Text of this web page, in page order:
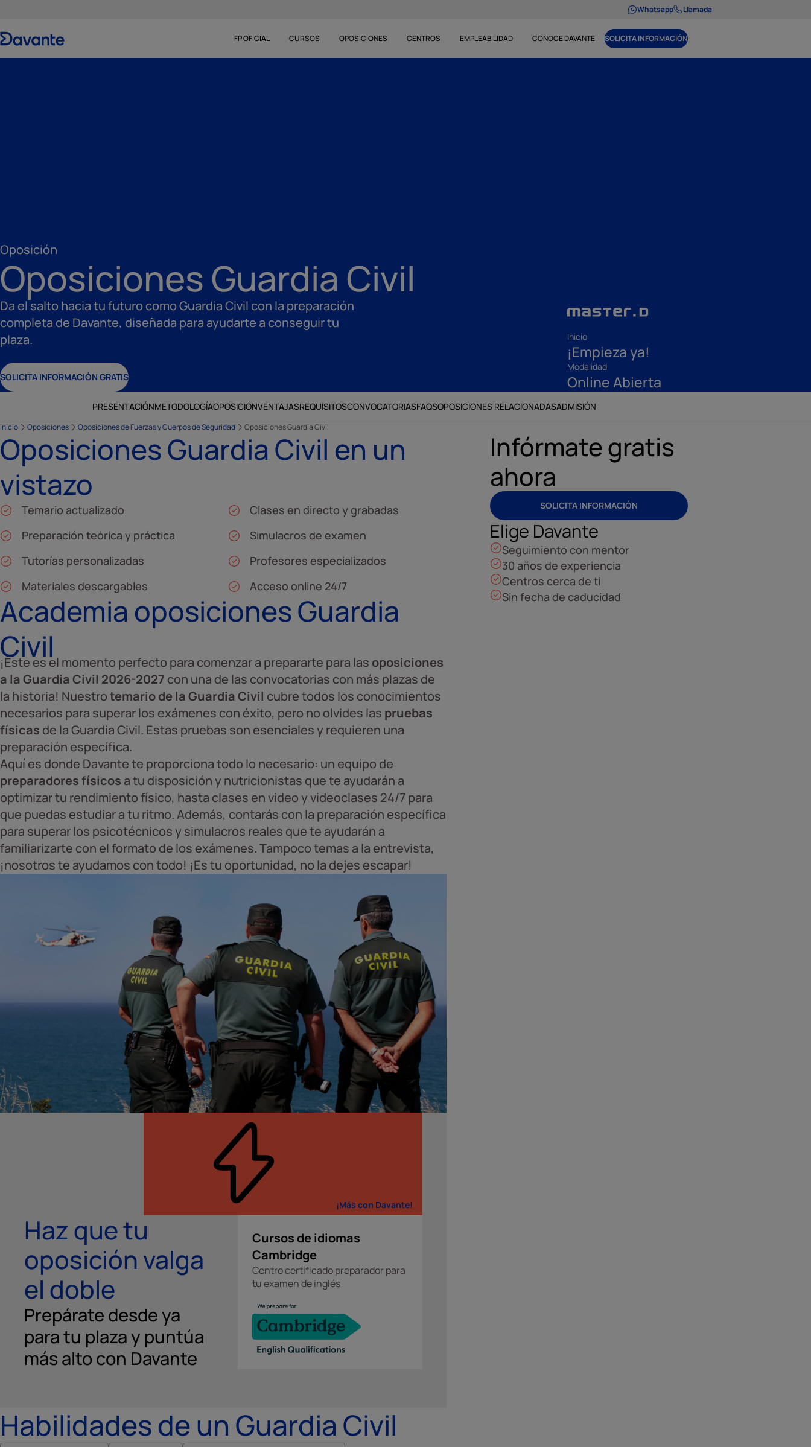
Whatsapp Llamada
FP OFICIAL CURSOS OPOSICIONES CENTROS EMPLEABILIDAD CONOCE DAVANTE SOLICITA INFORMACIÓN
Oposición
Oposiciones Guardia Civil
Da el salto hacia tu futuro como Guardia Civil con la preparación
completa de Davante, diseñada para ayudarte a conseguir tu
plaza.
SOLICITA INFORMACIÓN GRATIS
Inicio
¡Empieza ya!
Modalidad
Online Abierta
PRESENTACIÓNMETODOLOGÍAOPOSICIÓNVENTAJASREQUISITOSCONVOCATORIASFAQSOPOSICIONES RELACIONADASADMISIÓN
Inicio Oposiciones Oposiciones de Fuerzas y Cuerpos de Seguridad Oposiciones Guardia Civil
Oposiciones Guardia Civil en un
vistazo
Temario actualizado
Clases en directo y grabadas
Preparación teórica y práctica
Simulacros de examen
Tutorías personalizadas
Profesores especializados
Materiales descargables
Acceso online 24/7
Academia oposiciones Guardia
Civil
¡Este es el momento perfecto para comenzar a prepararte para las oposiciones
a la Guardia Civil 2026-2027 con una de las convocatorias con más plazas de
la historia! Nuestrotemario de la Guardia Civil cubre todos los conocimientos
necesarios para superar los exámenes con éxito, pero no olvides las pruebas
físicas de la Guardia Civil. Estas pruebas son esenciales y requieren una
preparación específica.
Aquí es donde Davante te proporciona todo lo necesario: un equipo de
preparadores físicos a tu disposición y nutricionistas que te ayudarán a
optimizar tu rendimiento físico, hasta clases en video y videoclases 24/7 para
que puedas estudiar a tu ritmo. Además, contarás con la preparación específica
para superar los psicotécnicos y simulacros reales que te ayudarán a
familiarizarte con el formato de los exámenes. Tampoco temas a la entrevista,
¡nosotros te ayudamos con todo! ¡Es tu oportunidad, no la dejes escapar!
¡Más con Davante!
Haz que tu
oposición valga
el doble
Prepárate desde ya
para tu plaza y puntúa
más alto con Davante
Cursos de idiomas
Cambridge
Centro certificado preparador para
tu examen de inglés
Habilidades de un Guardia Civil
Infórmate gratis
ahora
SOLICITA INFORMACIÓN
Elige Davante
Seguimiento con mentor
30 años de experiencia
Centros cerca de ti
Sin fecha de caducidad